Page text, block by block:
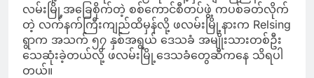
လမ်းမြို့အခြေစိုက်တဲ့ စစ်ကောင်စီတပ်ဖွဲ့ ကပစ်ခတ်လိုက်
တဲ့ လက်နက်ကြီးကျည်ထိမှန်လို့ ဖလမ်းမြို့နားက Relsing
ရွာက အသက် ၅၇ နှစ်အရွယ် ဒေသခံ အမျိုးသားတစ်ဦး
သေဆုံးခဲ့တယ်လို့ ဖလမ်းမြို့ဒေသခံတွေဆီကနေ သိရပါ
တယ်။